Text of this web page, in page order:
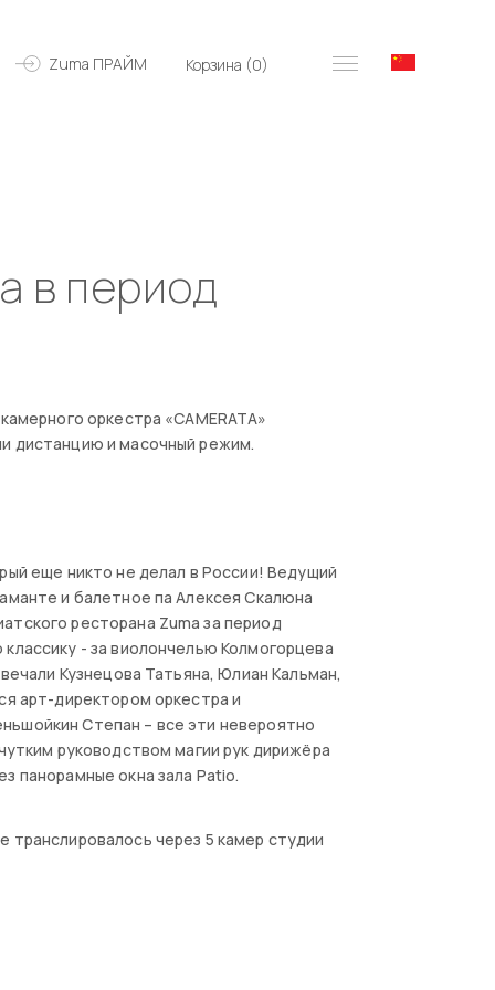
Zuma ПРАЙМ Корзина (0)
в период
оркестра «CAMERATA»
дистанцию и масочный режим.
еще никто не делал в России! Ведущий
и балетное па Алексея Скалюна
ресторана Zuma за период
- за виолончелью Колмогорцева
Кузнецова Татьяна, Юлиан Кальман,
арт-директором оркестра и
Степан – все эти невероятно
руководством магии рук дирижёра
панорамные окна зала Patio.
через 5 камер студии